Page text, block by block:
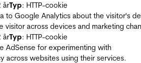
årTyp: HTTP-cookie
to Google Analytics about the visitor's
visitor across devices and marketing
årTyp: HTTP-cookie
AdSense for experimenting with
across websites using their services.